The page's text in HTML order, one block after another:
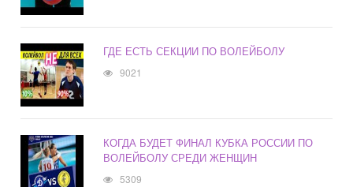
ГДЕ ЕСТЬ СЕКЦИИ ПО ВОЛЕЙБОЛУ
9021
КОГДА БУДЕТ ФИНАЛ КУБКА РОССИИ ПО
ВОЛЕЙБОЛУ СРЕДИ ЖЕНЩИН
5309